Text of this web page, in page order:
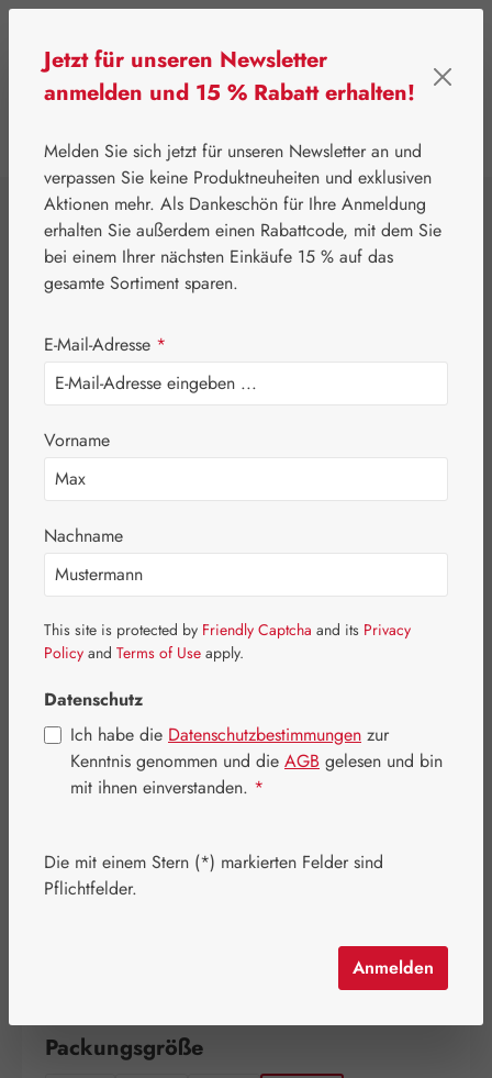
Leitner Lifecare Aromatherapie Embamed®
Myrrheöl
Bildergalerie überspringen
115,40 €
Inhalt: 0.1 Liter (1.154,00 € / 1 Liter)
Preise inkl. MwSt. zzgl. Versandkosten
Schnell zuschlagen! Es sind nur noch wenige Artikel
Packungsgrößeauswählen
Jetzt für unseren Newsletter
anmelden und 15 % Rabatt erhalten!
Melden Sie sich jetzt für unseren Newsletter an und
verpassen Sie keine Produktneuheiten und exklusiven
Aktionen mehr. Als Dankeschön für Ihre Anmeldung
erhalten Sie außerdem einen Rabattcode, mit dem Sie
bei einem Ihrer nächsten Einkäufe 15 % auf das
gesamte Sortiment sparen.
E-Mail-Adresse *
Vorname
Nachname
This site is protected by Friendly Captcha and its Privacy
Policy and Terms of Use apply.
Datenschutz
Ich habe die Datenschutzbestimmungen zur
Kenntnis genommen und die AGB gelesen und bin
mit ihnen einverstanden. *
Die mit einem Stern (*) markierten Felder sind
Pflichtfelder.
Anmelden